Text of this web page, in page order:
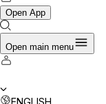
Open App
Open main menu
ENGLISH